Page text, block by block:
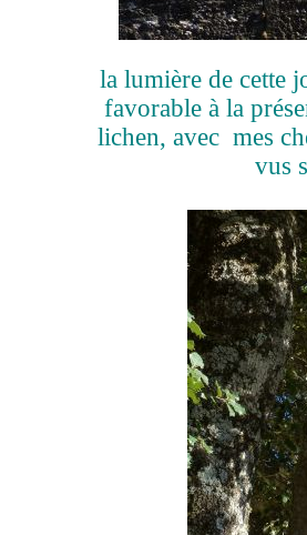
la lumière de cette
favorable à la
lichen, avec mes
vus